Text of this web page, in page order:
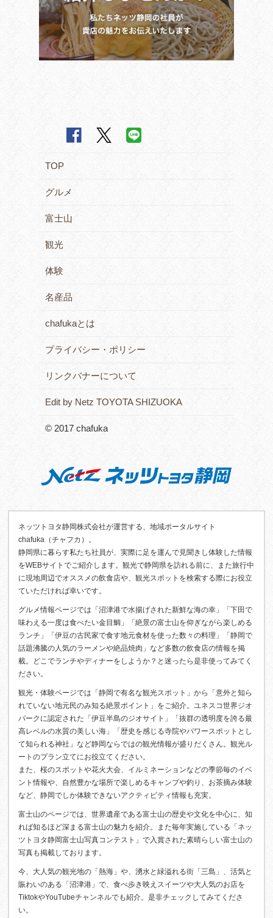
TOP
グルメ
富士山
観光
体験
名産品
chafukaとは
プライバシー・ポリシー
リンクバナーについて
Edit by Netz TOYOTA SHIZUOKA
© 2017 chafuka
ネッツトヨタ静岡株式会社が運営する、地域ポータルサイト
chafuka（チャフカ）。
静岡県に暮らす私たち社員が、実際に足を運んで見聞きし体験した情報
をWEBサイトでご紹介します。観光で静岡県を訪れる前に、また旅行中
に現地周辺でオススメの飲食店や、観光スポットを検索する際にお役立
ていただければ幸いです。
グルメ情報ページでは「沼津港で水揚げされた新鮮な海の幸」「下田で
味わえる一度は食べたい金目鯛」「絶景の富士山を仰ぎながら楽しめる
ランチ」「伊豆の古民家で食す地元食材を使った数々の料理」「静岡で
話題沸騰の人気のラーメンや絶品焼肉」など多数の飲食店の情報を掲
載。どこでランチやディナーをしようか？と迷ったら是非使ってみてく
ださい。
観光・体験ページでは「静岡で有名な観光スポット」から「意外と知ら
れていない地元民のみ知る絶景ポイント」をご紹介。ユネスコ世界ジオ
パークに認定された「伊豆半島のジオサイト」「抜群の透明度を誇る最
高レベルの水質の美しい海」「歴史を感じる寺院やパワースポットとし
て知られる神社」など静岡ならではの観光情報が盛りだくさん。観光ル
ートのプラン立てにお役立てください。
また、桜のスポットや花火大会、イルミネーションなどの季節毎のイベ
ント情報や、自然豊かな場所で楽しめるキャンプや釣り、お茶摘み体験
など、静岡でしか体験できないアクティビティ情報も充実。
富士山のページでは、世界遺産である富士山の歴史や文化を中心に、知
れば知るほど深まる富士山の魅力を紹介。また毎年実施している「ネッ
ツトヨタ静岡富士山写真コンテスト」で入賞された素晴らしい富士山の
写真も掲載しております。
今、大人気の観光地の「熱海」や、湧水と緑溢れる街「三島」、活気と
賑わいのある「沼津港」で、食べ歩き映えスイーツや大人気のお店を
TiktokやYouTubeチャンネルでも紹介。是非チェックしてみてくださ
い。